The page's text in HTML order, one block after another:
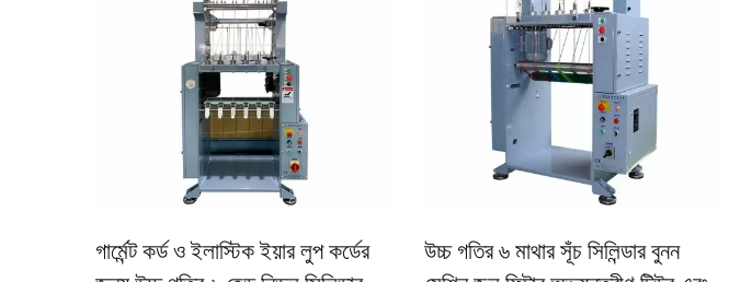
গার্মেন্ট কর্ড ও ইলাস্টিক ইয়ার লুপ কর্ডের
উচ্চ গতির ৬ মাথার সূঁচ সিলিন্ডার বুনন
স্বয়ংক্রিয় ৩০-ইঞ্চি ক্রোশে নিটিং মেশিন ৬ হেড কর্ড নিটিং মেশিন